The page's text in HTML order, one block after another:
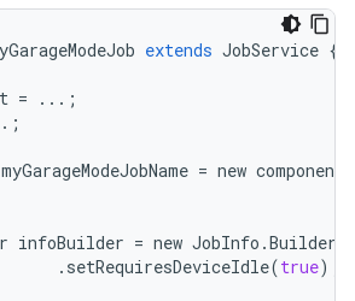
extends JobService {
= ... ;
;
myGarageModeJobName = new
infoBuilder = new JobInfo .Builder
. setRequiresDeviceIdle(true);